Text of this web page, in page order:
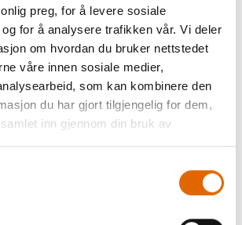
preg, for å levere sosiale
for å analysere trafikken vår. Vi deler
om hvordan du bruker nettstedet
våre innen sosiale medier,
som kan kombinere den
du har gjort tilgjengelig for dem,
inn gjennom din bruk av
B 570 QE, 630